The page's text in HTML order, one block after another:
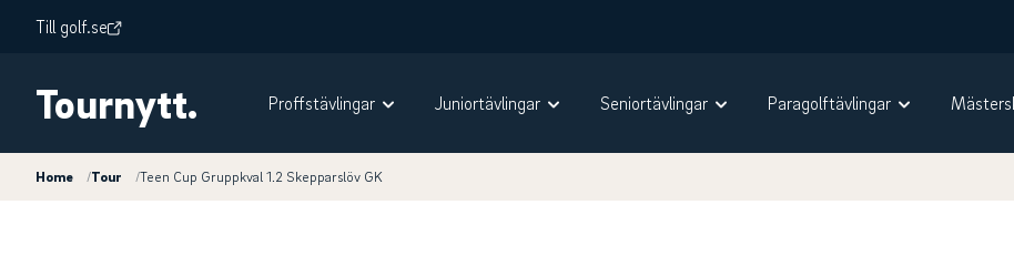
Till golf.se
Tournytt. Proffstävlingar Juniortävlingar Seniortävlingar Paragolftävlingar
Home /Tour /Teen Cup Gruppkval 1.2 Skepparslöv GK